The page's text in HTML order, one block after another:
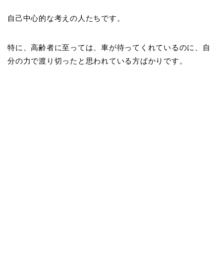
自己中心的な考えの人たちです。
特に、高齢者に至っては、車が待ってくれているのに、自
分の力で渡り切ったと思われている方ばかりです。